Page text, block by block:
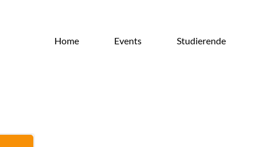
Home Events Studierende